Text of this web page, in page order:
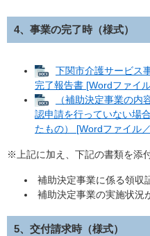
4、事業の完了時（様式）
下関市介護サービス
完了報告書 [Wordファイ
（補助決定事業の
認申請を行っていない場
たもの） [Wordファイル
※上記に加え、下記の書類を添
補助決定事業に係る領収
補助決定事業の実施状況
5、交付請求時（様式）